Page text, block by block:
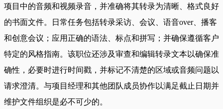
项目中的音频和视频录音，并准确将其转录为清晰、格式良好
的书面文件。日常任务包括转录采访、会议、语音over、播客
和创意会议；应用正确的语法、标点和拼写；并确保遵循客户
特定的风格指南。该职位还涉及审查和编辑转录文本以确保准
确性，必要时进行时间戳，并标记不清楚的区域或音频问题以
请求澄清。与项目经理和其他团队成员协作以满足截止日期并
维护文件组织是必不可少的。